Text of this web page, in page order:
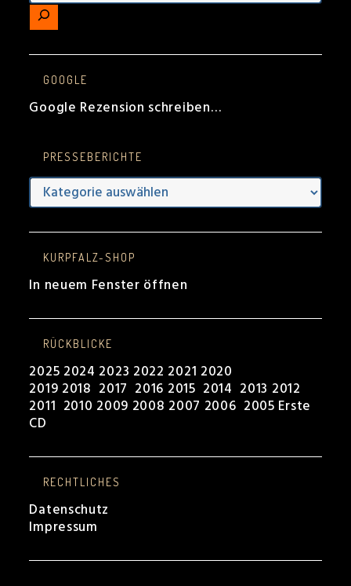
GOOGLE
Google Rezension schreiben…
PRESSEBERICHTE
Presseberichte
KURPFALZ-SHOP
In neuem Fenster öffnen
RÜCKBLICKE
2025 2024 2023 2022 2021 2020
2019 2018 2017 2016 2015 2014 2013 2012
2011 2010 2009 2008 2007 2006 2005 Erste
CD
RECHTLICHES
Datenschutz
Impressum